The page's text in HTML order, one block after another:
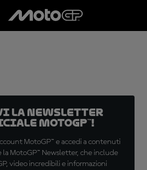
la newsletter
MotoGP™!
MotoGP™ e accedi a contenuti
la MotoGP™ Newsletter, che include
video incredibili e informazioni